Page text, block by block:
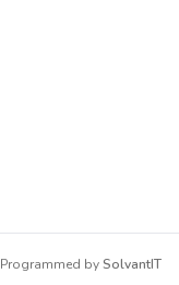
Programmed bySolvantIT